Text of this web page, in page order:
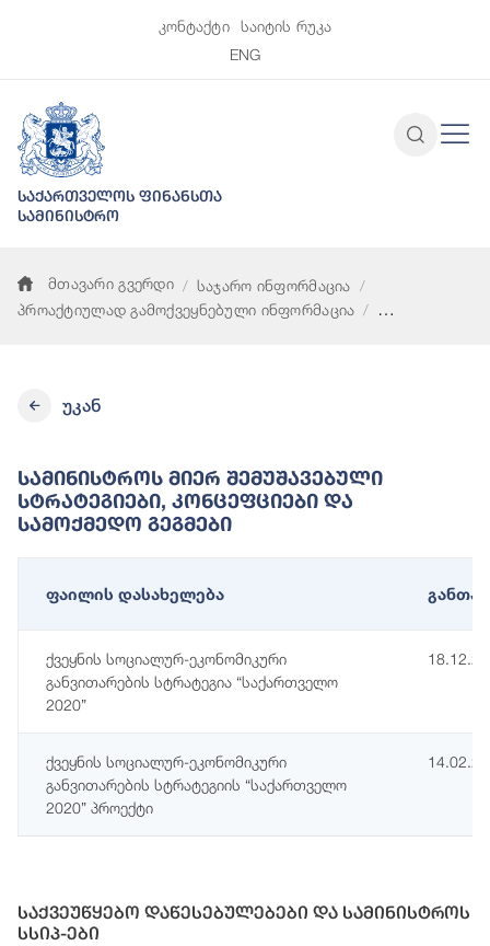
კონტაქტი
საიტის რუკა
ENG
საქართველოს ფინანსთა
სამინისტრო
მთავარი გვერდი
საჯარო ინფორმაცია
პროაქტიულად გამოქვეყნებული ინფორმაცია
უკან
Სამინისტროს Მიერ Შემუშავებული
Სტრატეგიები, Კონცეფციები Და
Სამოქმედო Გეგმები
ფაილის დასახელება
ქვეყნის სოციალურ-ეკონომიკური
განვითარების სტრატეგია “საქართველო
2020”
ქვეყნის სოციალურ-ეკონომიკური
განვითარების სტრატეგიის “საქართველო
2020” პროექტი
საქვეუწყებო დაწესებულებები და სამინისტროს
სსიპ-ები